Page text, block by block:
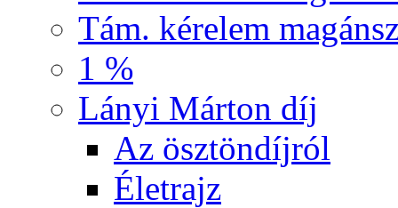
Tám. kérelem
1 %
Lányi Márton díj
Az ösztöndíjról
Életrajz